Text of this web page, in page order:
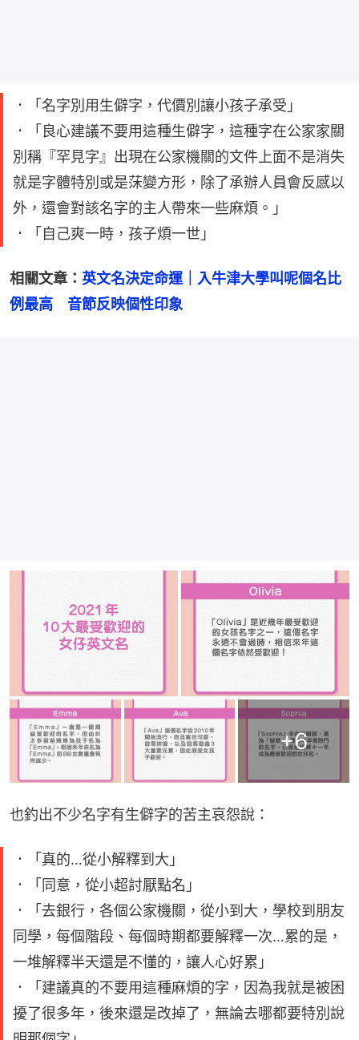
．「名字別用生僻字，代價別讓小孩子承受」
．「良心建議不要用這種生僻字，這種字在公家家關
別稱『罕見字』出現在公家機關的文件上面不是消失
就是字體特別或是莯變方形，除了承辦人員會反感以
外，還會對該名字的主人帶來一些麻煩。」
．「自己爽一時，孩子煩一世」
相關文章： 英文名決定命運｜入牛津大學叫呢個名比
例最高　音節反映個性印象
+6
也釣出不少名字有生僻字的苦主哀怨說：
．「真的…從小解釋到大」
．「同意，從小超討厭點名」
．「去銀行，各個公家機關，從小到大，學校到朋友
同學，每個階段、每個時期都要解釋一次…累的是，
一堆解釋半天還是不懂的，讓人心好累」
．「建議真的不要用這種麻煩的字，因為我就是被困
擾了很多年，後來還是改掉了，無論去哪都要特別說